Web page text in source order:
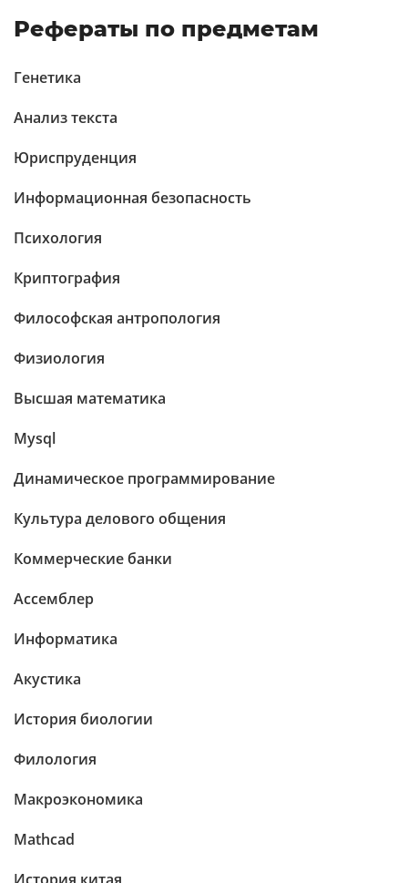
Рефераты по предметам
Генетика
Анализ текста
Юриспруденция
Информационная безопасность
Психология
Криптография
Философская антропология
Физиология
Высшая математика
Mysql
Динамическое программирование
Культура делового общения
Коммерческие банки
Ассемблер
Информатика
Акустика
История биологии
Филология
Макроэкономика
Mathcad